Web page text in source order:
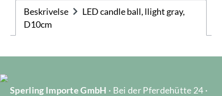
Beskrivelse
LED candle ball, llight gray,
D10cm
Sperling Importe GmbH · Bei der Pferdehütte 24 ·